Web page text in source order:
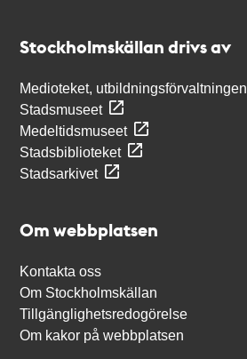
Stockholmskällan drivs av
Medioteket, utbildningsförvaltningen
Stadsmuseet
Medeltidsmuseet
Stadsbiblioteket
Stadsarkivet
Om webbplatsen
Kontakta oss
Om Stockholmskällan
Tillgänglighetsredogörelse
Om kakor på webbplatsen